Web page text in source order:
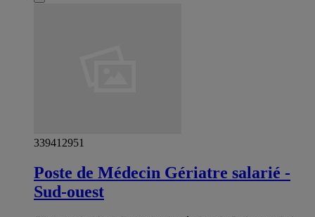
339412951
Poste de Médecin Gériatre salarié -
Sud-ouest